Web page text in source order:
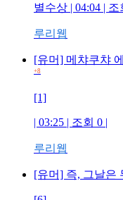
별수상 | 04:04 | 조
루리웹
[유머] 메챠쿠챠
+8
[1]
| 03:25 | 조회 0 |
루리웹
[유머] 즉, 그날은